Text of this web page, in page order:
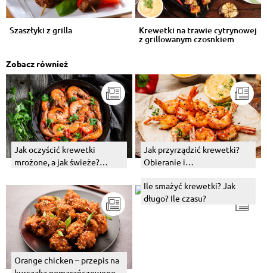
Szaszłyki z grilla Krewetki na trawie cytrynowej
z grillowanym czosnkiem
Zobacz również
Jak oczyścić krewetki
mrożone, a jak świeże?
Jak przyrządzić krewetki?
Obieranie i
Orange chicken – przepis na
Ile smażyć krewetki? Jak
długo? Ile czasu?